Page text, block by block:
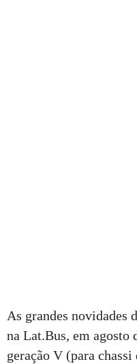
As grandes novidades
na Lat.Bus, em agosto
geração V (para